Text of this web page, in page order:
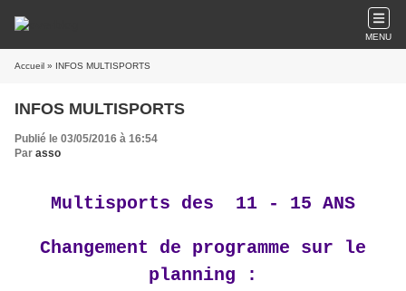
MENU
Accueil » INFOS MULTISPORTS
INFOS MULTISPORTS
Publié le 03/05/2016 à 16:54
Par asso
Multisports des 11 - 15 ANS
Changement de programme sur le
planning :